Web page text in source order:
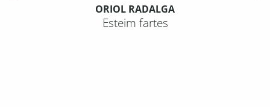
ORIOL RADALGA
Esteim fartes